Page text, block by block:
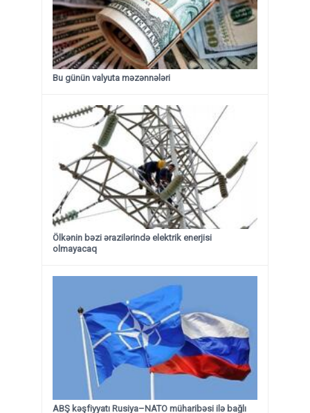
Bu günün valyuta məzənnələri
Ölkənin bəzi ərazilərində elektrik enerjisi
olmayacaq
ABŞ kəşfiyyatı Rusiya–NATO müharibəsi ilə bağlı